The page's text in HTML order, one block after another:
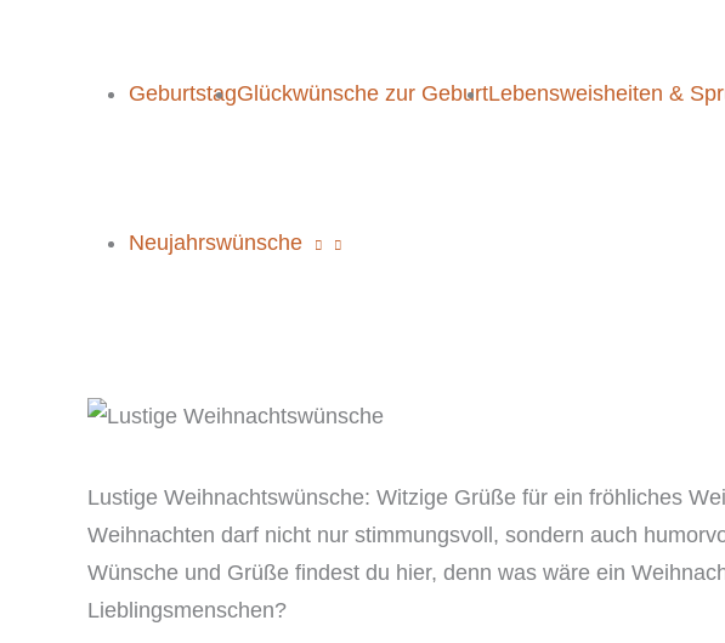
GeburtstagGlückwünsche zur GeburtLebensweisheiten &
Neujahrswünsche
Lustige Weihnachtswünsche: Witzige Grüße für ein fröhliches
Weihnachten darf nicht nur stimmungsvoll, sondern auch
Wünsche und Grüße findest du hier, denn was wäre ein
Lieblingsmenschen?